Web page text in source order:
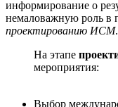
информирование о
немаловажную роль в
проектированию ИСМ.
На этапе
мероприятия:
Выбор